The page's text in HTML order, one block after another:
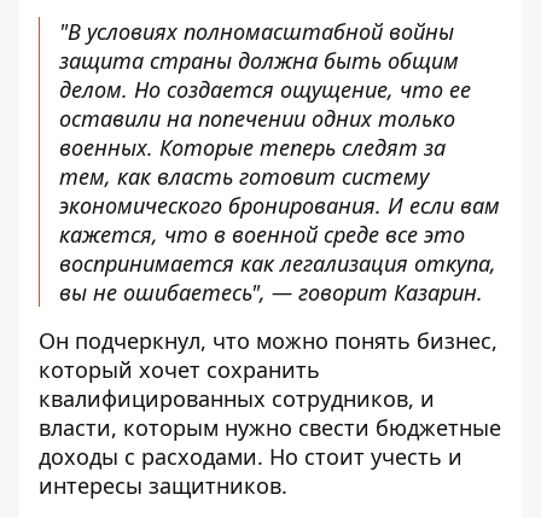
"В условиях полномасштабной войны
защита страны должна быть общим
делом. Но создается ощущение, что ее
оставили на попечении одних только
военных. Которые теперь следят за
тем, как власть готовит систему
экономического бронирования. И если вам
кажется, что в военной среде все это
воспринимается как легализация откупа,
вы не ошибаетесь", — говорит Казарин.
Он подчеркнул, что можно понять бизнес,
который хочет сохранить
квалифицированных сотрудников, и
власти, которым нужно свести бюджетные
доходы с расходами. Но стоит учесть и
интересы защитников.